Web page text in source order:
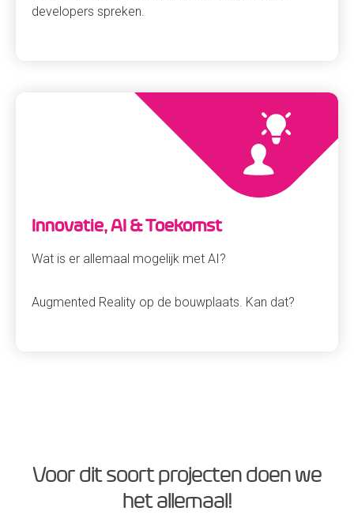
developers spreken.
Innovatie, AI & Toekomst
Wat is er allemaal mogelijk met AI?
Augmented Reality op de bouwplaats. Kan dat?
Voor dit soort projecten doen we
het allemaal!